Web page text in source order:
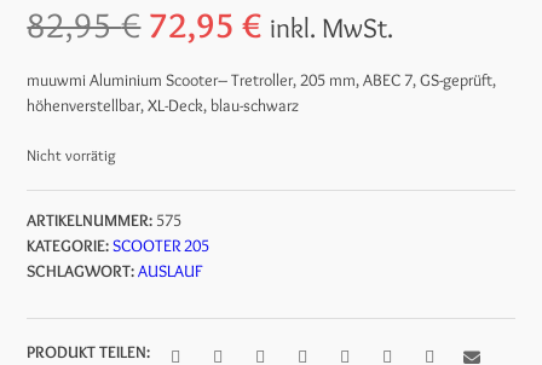
82,95€ Ursprünglicher
Preis
war:
82,95 €
72,95€Aktueller
Preis
72,95 €.
inkl. MwSt.
muuwmi Aluminium Scooter– Tretroller, 205 mm, ABEC 7, GS-geprüft,
höhenverstellbar, XL-Deck, blau-schwarz
Nicht vorrätig
ARTIKELNUMMER: 575
KATEGORIE:SCOOTER 205
SCHLAGWORT:AUSLAUF
PRODUKT TEILEN: